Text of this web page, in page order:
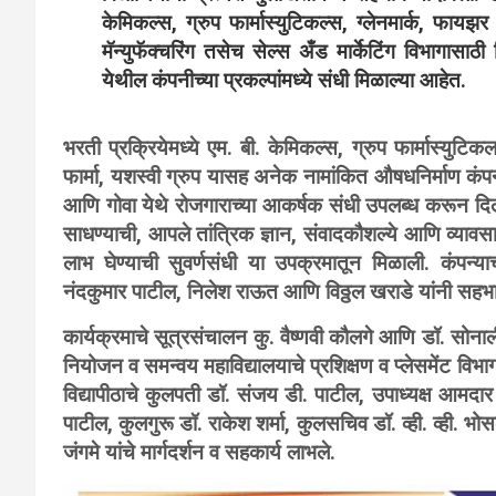
केमिकल्स, ग्रुप फार्मास्युटिकल्स, ग्लेनमार्क,
मॅन्युफॅक्चरिंग तसेच सेल्स अँड मार्केटिंग विभागासाठी
येथील कंपनीच्या प्रकल्पांमध्ये संधी मिळाल्या आहेत.
भरती प्रक्रियेमध्ये एम. बी. केमिकल्स, ग्रुप
फार्मा, यशस्वी ग्रुप यासह अनेक नामांकित औषधनिर्माण
आणि गोवा येथे रोजगाराच्या आकर्षक संधी उपलब्ध करून
साधण्याची, आपले तांत्रिक ज्ञान, संवादकौशल्ये आणि
लाभ घेण्याची सुवर्णसंधी या उपक्रमातून मिळाली.
नंदकुमार पाटील, निलेश राऊत आणि विठ्ठल खराडे यांनी
कार्यक्रमाचे सूत्रसंचालन कु. वैष्णवी कौलगे आणि डॉ.
नियोजन व समन्वय महाविद्यालयाचे प्रशिक्षण व प्लेसमेंट
विद्यापीठाचे कुलपती डॉ. संजय डी. पाटील, उपाध्यक्ष
पाटील, कुलगुरू डॉ. राकेश शर्मा, कुलसचिव डॉ. व्ही. व्ही.
जंगमे यांचे मार्गदर्शन व सहकार्य लाभले.